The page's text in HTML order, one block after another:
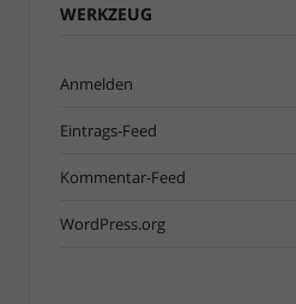
WERKZEUG
Anmelden
Eintrags-Feed
Kommentar-Feed
WordPress.org